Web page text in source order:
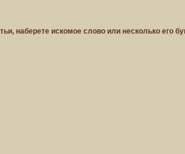
наберете искомое слово или несколько его